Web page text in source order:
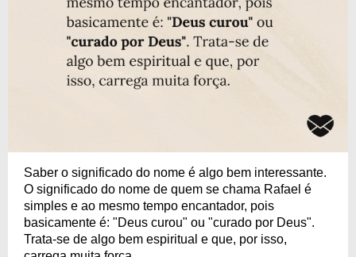
Saber o significado do nome é algo bem interessante.
O significado do nome de quem se chama Rafael é
simples e ao mesmo tempo encantador, pois
basicamente é: "Deus curou" ou "curado por Deus".
Trata-se de algo bem espiritual e que, por isso,